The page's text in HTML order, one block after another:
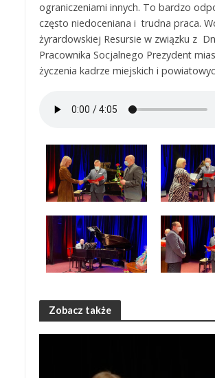
ograniczeniami innych. To bardzo
często niedoceniana i trudna praca.
żyrardowskiej Resursie w związku z
Pracownika Socjalnego Prezydent
życzenia kadrze miejskich i
Zobacz także